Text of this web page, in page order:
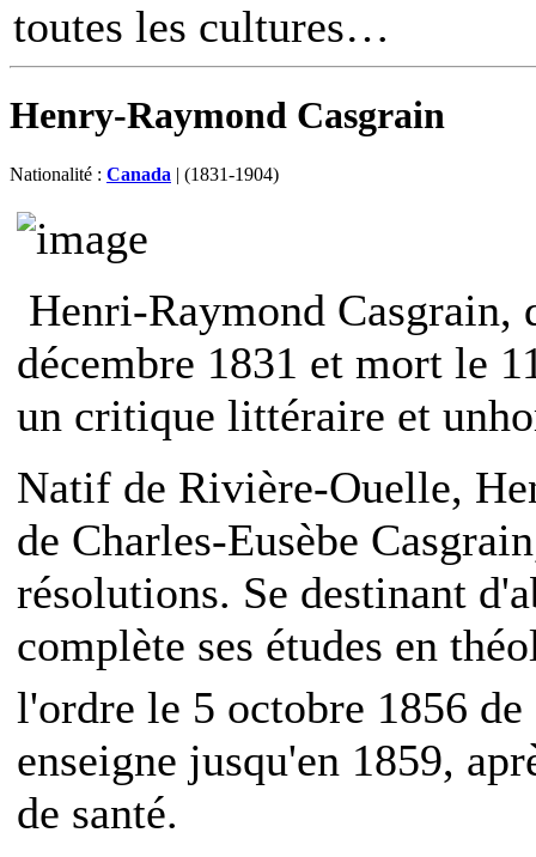
toutes les cultures
Henry-Raymond Casgrain
Nationalité : Canada | (1831-1904)
Henri-Raymond Casgrain,
décembre 1831 et mort le
un critique littéraire et
Natif de Rivière-Ouelle,
de Charles-Eusèbe
résolutions. Se destinant
complète ses études en
l'ordre le 5 octobre 1856 de
enseigne jusqu'en 1859,
de santé.